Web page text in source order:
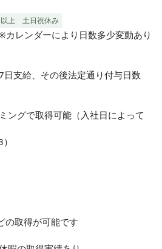
上 土日祝休み
カレンダーにより日数多少変動あり
の取得が可能です